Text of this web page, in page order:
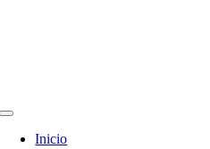
Toggle
Navigation
Inicio